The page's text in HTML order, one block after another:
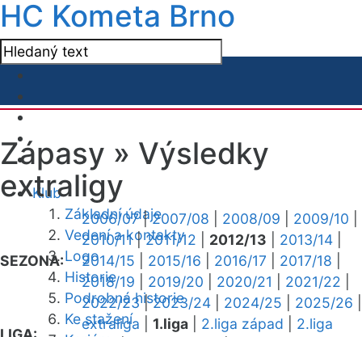
HC Kometa Brno
Klub
Základní údaje
Vedení a kontakty
Logo
Historie
Podrobná historie
Ke stažení
Zápasy » Výsledky
extraligy
SEZONA:
2006/07|2007/08 2008/09 2009/10
2010/11|2011/12 2012/13 2013/14
2014/15
2015/16 2016/17 2017/18
2018/19
2019/20 2020/21 2021/22
2022/23|2023/24 2024/25 2025/26
extraliga 1.liga 2.liga západ
2.liga